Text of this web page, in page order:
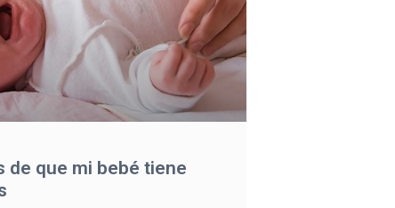
de que mi bebé tiene